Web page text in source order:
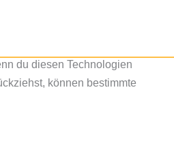
du diesen Technologien
können bestimmte